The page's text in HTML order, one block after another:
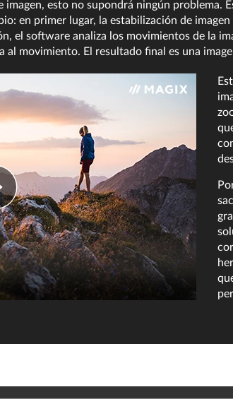
esto no supondrá ningún problema.
en primer lugar, la estabilización de
el software analiza los movimientos de la
al movimiento. El resultado final es una